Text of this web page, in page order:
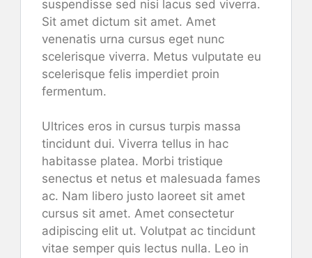
suspendisse sed nisi lacus sed viverra.
Sit amet dictum sit amet. Amet
venenatis urna cursus eget nunc
scelerisque viverra. Metus vulputate eu
scelerisque felis imperdiet proin
fermentum.
Ultrices eros in cursus turpis massa
tincidunt dui. Viverra tellus in hac
habitasse platea. Morbi tristique
senectus et netus et malesuada fames
ac. Nam libero justo laoreet sit amet
cursus sit amet. Amet consectetur
adipiscing elit ut. Volutpat ac tincidunt
vitae semper quis lectus nulla. Leo in